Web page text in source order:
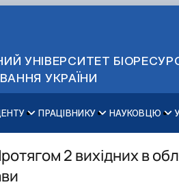
УНІВЕРСИТЕТ
УКРАЇНИ
2026
окупованих територій
ПРАЦІВНИКУ НАУКОВЦЮ
забезпечення
на період 2026-2030рр.
2 вихідних в